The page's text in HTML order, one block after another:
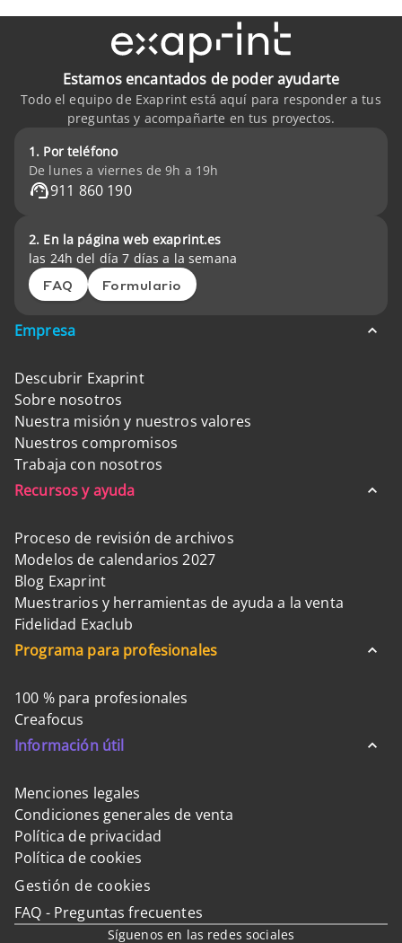
Estamos encantados de poder ayudarte
Todo el equipo de Exaprint está aquí para responder a tus
preguntas y acompañarte en tus proyectos.
1. Por teléfono
De lunes a viernes de 9h a 19h
911 860 190
2. En la página web exaprint.es
las 24h del día 7 días a la semana
FAQ Formulario
Empresa
Descubrir Exaprint
Sobre nosotros
Nuestra misión y nuestros valores
Nuestros compromisos
Trabaja con nosotros
Recursos y ayuda
Proceso de revisión de archivos
Modelos de calendarios 2027
Blog Exaprint
Muestrarios y herramientas de ayuda a la venta
Fidelidad Exaclub
Programa para profesionales
100 % para profesionales
Creafocus
Información útil
Menciones legales
Condiciones generales de venta
Política de privacidad
Política de cookies
Gestión de cookies
FAQ - Preguntas frecuentes
Síguenos en las redes sociales